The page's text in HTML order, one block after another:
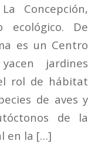
Concepción,
ecológico. De
es un Centro
jardines
rol de hábitat
de aves y
de la
en la […]